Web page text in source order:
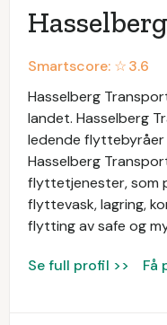
Smartscore: ☆3.6
Hasselberg
landet. Hasselberg
ledende flyttebyråer
Hasselberg
flyttetjenester, som
flyttevask, lagring,
flytting av safe og
Se full profil >> Få